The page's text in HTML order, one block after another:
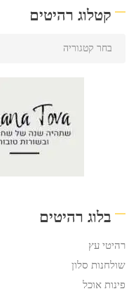
קטלוג רהיטים
בלוג רהיטים
רהיטי עץ
שולחנות סלון
פינות אוכל